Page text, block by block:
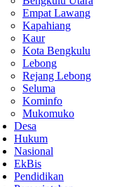
Empat Lawang
Kapahiang
Kaur
Kota Bengkulu
Lebong
Rejang Lebong
Seluma
Kominfo
Mukomuko
Desa
Hukum
Nasional
EkBis
Pendidikan